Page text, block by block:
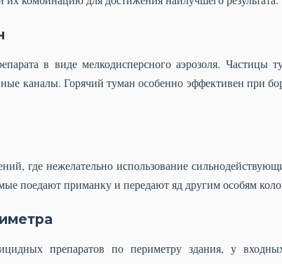
в виде мелкодисперсного аэрозоля.
каналы. Горячий туман особенно эффективен при
где нежелательно использование
поедают приманку и передают яд другим особям
препаратов по периметру здания, у